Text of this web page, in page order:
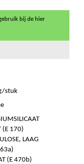
bij de hier
stuk
(E 170)
LAAG
(E 470b)